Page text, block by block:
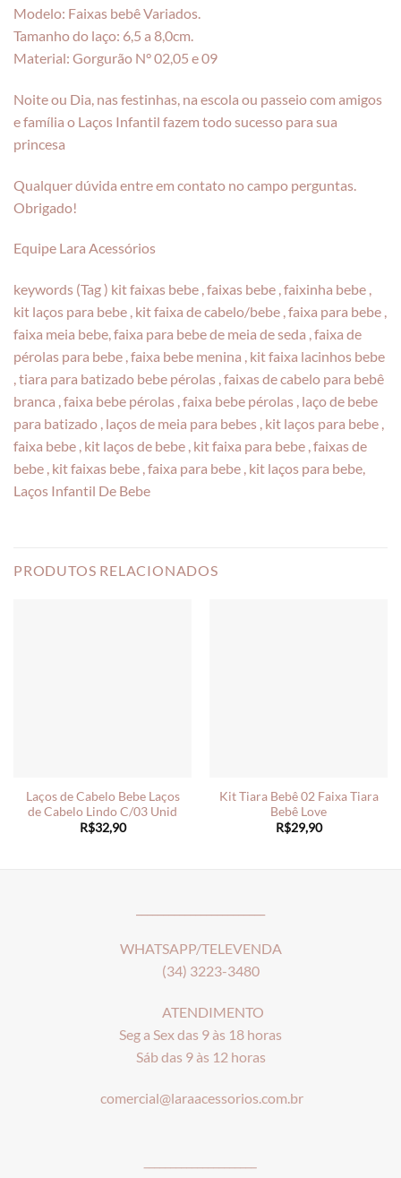
Modelo: Faixas bebê Variados.
Tamanho do laço: 6,5 a 8,0cm.
Material: Gorgurão N° 02,05 e 09
Noite ou Dia, nas festinhas, na escola ou passeio com amigos
e família o Laços Infantil fazem todo sucesso para sua
princesa
Qualquer dúvida entre em contato no campo perguntas.
Obrigado!
Equipe Lara Acessórios
keywords (Tag ) kit faixas bebe , faixas bebe , faixinha bebe ,
kit laços para bebe , kit faixa de cabelo/bebe , faixa para bebe ,
faixa meia bebe, faixa para bebe de meia de seda , faixa de
pérolas para bebe , faixa bebe menina , kit faixa lacinhos bebe
, tiara para batizado bebe pérolas , faixas de cabelo para bebê
branca , faixa bebe pérolas , faixa bebe pérolas , laço de bebe
para batizado , laços de meia para bebes , kit laços para bebe ,
faixa bebe , kit laços de bebe , kit faixa para bebe , faixas de
bebe , kit faixas bebe , faixa para bebe , kit laços para bebe,
Laços Infantil De Bebe
PRODUTOS RELACIONADOS
Laços de Cabelo Bebe Laços
de Cabelo Lindo C/03 Unid
R$32,90
Kit Tiara Bebê 02 Faixa Tiara
Bebê Love
R$29,90
WHATSAPP/TELEVENDA
(34) 3223-3480
ATENDIMENTO
Seg a Sex das 9 às 18 horas
Sáb das 9 às 12 horas
comercial@laraacessorios.com.br